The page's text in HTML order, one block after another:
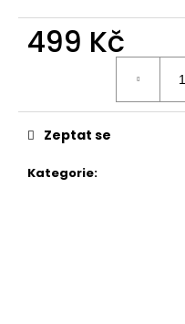
499 Kč
Kategorie:
Zeptat se
m
e